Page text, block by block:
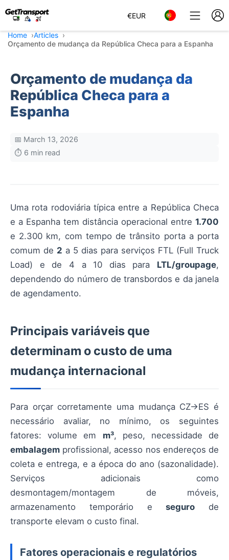
€EUR
Home
Articles
Orçamento de mudança da República Checa para a Espanha
Orçamento de mudança da
República Checa para a
Espanha
📅 March 13, 2026
⏱️ 6 min read
Uma rota rodoviária típica entre a República Checa
e a Espanha tem distância operacional entre 1.700
e 2.300 km, com tempo de trânsito porta a porta
comum de 2 a 5 dias para serviços FTL (Full Truck
Load) e de 4 a 10 dias para LTL/groupage,
dependendo do número de transbordos e da janela
de agendamento.
Principais variáveis que
determinam o custo de uma
mudança internacional
Para orçar corretamente uma mudança CZ→ES é
necessário avaliar, no mínimo, os seguintes
fatores: volume em m³, peso, necessidade de
embalagem profissional, acesso nos endereços de
coleta e entrega, e a época do ano (sazonalidade).
Serviços adicionais como
desmontagem/montagem de móveis,
armazenamento temporário eseguro de
transporte elevam o custo final.
Fatores operacionais e regulatórios